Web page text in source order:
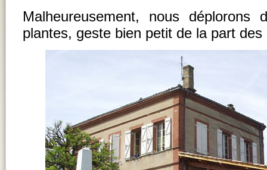
Malheureusement, nous
plantes, geste bien petit de la part des